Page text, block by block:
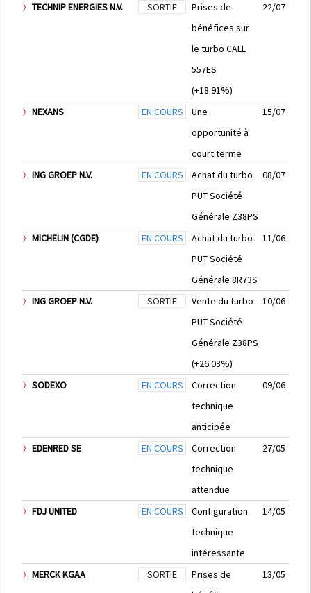
TECHNIP ENERGIES N.V. SORTIE
Prises de
bénéfices sur
le turbo CALL
557ES
(+18.91%)
22/07
NEXANS EN COURS
Une
opportunité à
court terme
15/07
ING GROEP N.V. EN COURS
Achat du turbo
PUT Société
Générale Z38PS
08/07
MICHELIN (CGDE) EN COURS
Achat du turbo
PUT Société
Générale 8R73S
11/06
ING GROEP N.V. SORTIE
Vente du turbo
PUT Société
Générale Z38PS
(+26.03%)
10/06
SODEXO EN COURS
Correction
technique
anticipée
09/06
EDENRED SE EN COURS
Correction
technique
attendue
27/05
FDJ UNITED EN COURS
Configuration
technique
intéressante
14/05
MERCK KGAA SORTIE
Prises de
13/05